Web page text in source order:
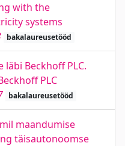
with the
systems
bakalaureusetööd
Beckhoff PLC.
PLC
bakalaureusetööd
maandumise
täisautonoomse